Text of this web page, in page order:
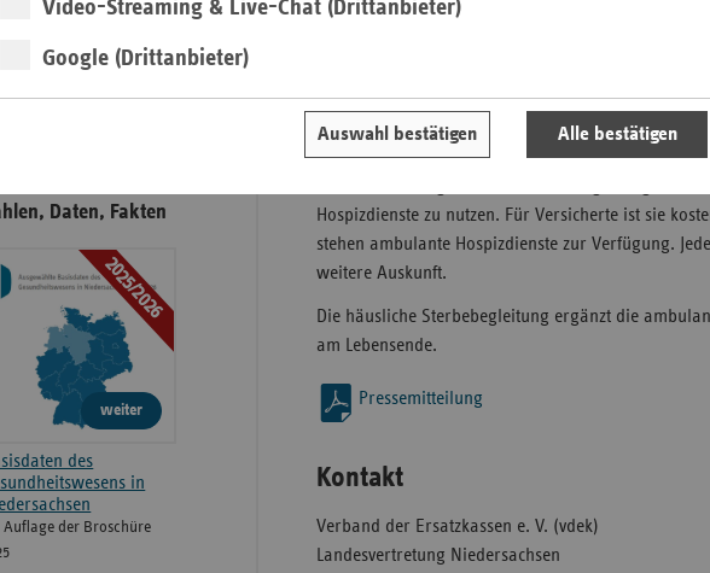
Video-Streaming & Live-Chat (Drittanbieter)
Google (Drittanbieter)
Auswahl bestätigen Alle bestätigen
Niemann. Die Ersatzkassen in Niedersachsen
Helferinnen und Helfern. Die Kassen fördern sowohl
Aufwendungen für Fahrten und andere Sachkosten.
Hospizdienste zu nutzen. Für Versicherte ist sie
stehen ambulante Hospizdienste zur Verfügung.
weitere Auskunft.
Die häusliche Sterbebegleitung ergänzt die
am Lebensende.
Pressemitteilung
Kontakt
Verband der Ersatzkassen e. V. (vdek)
Landesvertretung Niedersachsen
Veröffentlichungen
Daten, Fakten
2025/2026
weiter
des
in
Auflage der Broschüre